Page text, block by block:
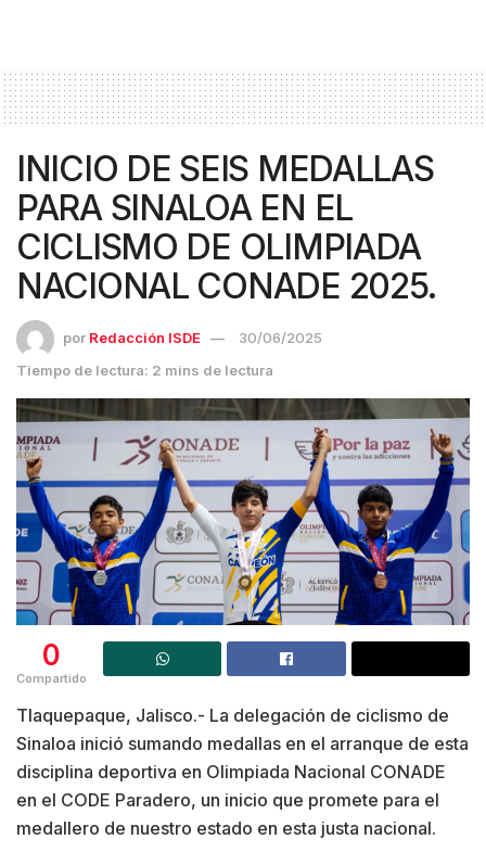
INICIO DE SEIS MEDALLAS
PARA SINALOA EN EL
CICLISMO DE OLIMPIADA
NACIONAL CONADE 2025.
por Redacción ISDE
30/06/2025
Tiempo de lectura: 2 mins de lectura
0
Compartido
Tlaquepaque, Jalisco.- La delegación de ciclismo de
Sinaloa inició sumando medallas en el arranque de esta
disciplina deportiva en Olimpiada Nacional CONADE
en el CODE Paradero, un inicio que promete para el
medallero de nuestro estado en esta justa nacional.